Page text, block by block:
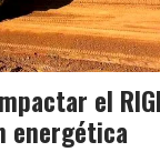
el
energética